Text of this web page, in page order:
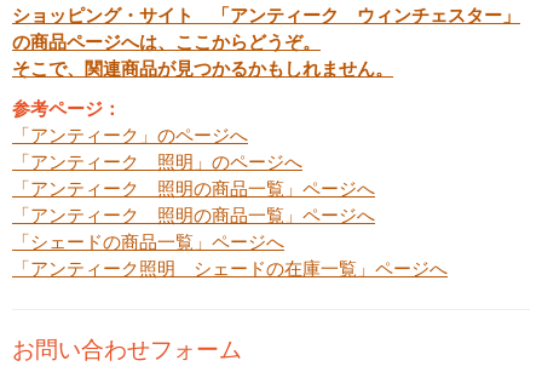
ショッピング・サイト 「アンティーク ウィンチェスター」
の商品ページへは、ここからどうぞ。
そこで、関連商品が見つかるかもしれません。
参考ページ：
「アンティーク」のページへ
「アンティーク 照明」のページへ
「アンティーク 照明の商品一覧」ページへ
「アンティーク 照明の商品一覧」ページへ
「シェードの商品一覧」ページへ
「アンティーク照明 シェードの在庫一覧」ページへ
お問い合わせフォーム